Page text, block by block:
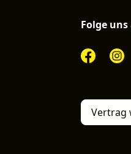
Folge
Vertrag